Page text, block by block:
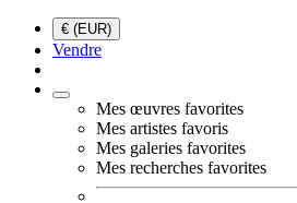
€ (EUR)
Vendre
Mes œuvres favorites
Mes artistes favoris
Mes galeries favorites
Mes recherches favorites